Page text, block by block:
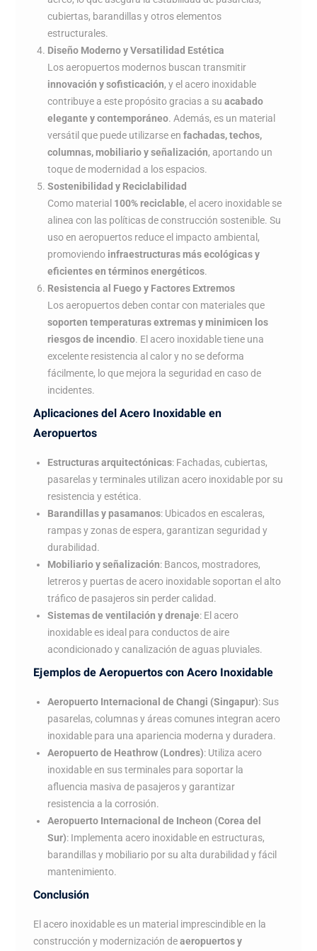
cubiertas, barandillas y otros elementos
estructurales.
Diseño Moderno y Versatilidad Estética
Los aeropuertos modernos buscan transmitir
innovación y sofisticación, y el acero inoxidable
contribuye a este propósito gracias a su acabado
elegante y contemporáneo. Además, es un material
versátil que puede utilizarse en fachadas, techos,
columnas, mobiliario y señalización, aportando un
toque de modernidad a los espacios.
Sostenibilidad y Reciclabilidad
Como material 100% reciclable, el acero inoxidable se
alinea con las políticas de construcción sostenible. Su
uso en aeropuertos reduce el impacto ambiental,
promoviendo infraestructuras más ecológicas y
eficientes en términos energéticos.
Resistencia al Fuego y Factores Extremos
Los aeropuertos deben contar con materiales que
soporten temperaturas extremas y minimicen los
riesgos de incendio. El acero inoxidable tiene una
excelente resistencia al calor y no se deforma
fácilmente, lo que mejora la seguridad en caso de
incidentes.
Aplicaciones del Acero Inoxidable en
Aeropuertos
Estructuras arquitectónicas: Fachadas, cubiertas,
pasarelas y terminales utilizan acero inoxidable por su
resistencia y estética.
Barandillas y pasamanos: Ubicados en escaleras,
rampas y zonas de espera, garantizan seguridad y
durabilidad.
Mobiliario y señalización: Bancos, mostradores,
letreros y puertas de acero inoxidable soportan el alto
tráfico de pasajeros sin perder calidad.
Sistemas de ventilación y drenaje: El acero
inoxidable es ideal para conductos de aire
acondicionado y canalización de aguas pluviales.
Ejemplos de Aeropuertos con Acero Inoxidable
Aeropuerto Internacional de Changi (Singapur): Sus
pasarelas, columnas y áreas comunes integran acero
inoxidable para una apariencia moderna y duradera.
Aeropuerto de Heathrow (Londres): Utiliza acero
inoxidable en sus terminales para soportar la
afluencia masiva de pasajeros y garantizar
resistencia a la corrosión.
Aeropuerto Internacional de Incheon (Corea del
Sur): Implementa acero inoxidable en estructuras,
barandillas y mobiliario por su alta durabilidad y fácil
mantenimiento.
Conclusión
El acero inoxidable es un material imprescindible en la
construcción y modernización deaeropuertos y